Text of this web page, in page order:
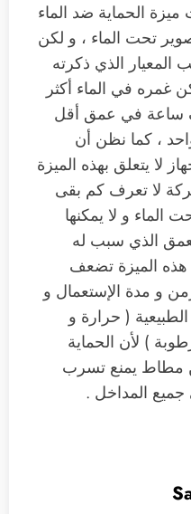
ميزة الحماية ضد الماء
تحت الماء ، و لكن
الذي ذكرته
غمره في الماء أكثر
في عمق أقل
، كما نظن أن
لا يتعلق بهذه الميزة
لا تعرف كم بقى
الماء و لا يمكنها
الذي سبب له
هذه الميزة تضعف
و مدة الإستعمال و
( حرارة و
) لأن الحماية
مطاط يمنع تسرب
جميع المداخل .